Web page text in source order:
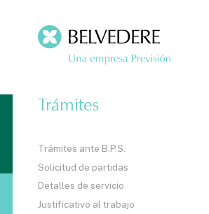
Trámites
Trámites ante B.P.S.
Solicitud de partidas
Detalles de servicio
Justificativo al trabajo